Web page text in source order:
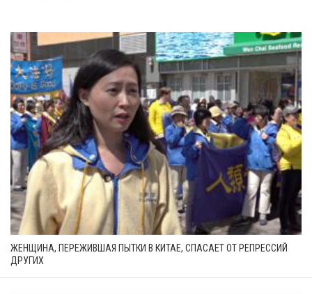
ЖЕНЩИНА, ПЕРЕЖИВШАЯ ПЫТКИ В КИТАЕ, СПАСАЕТ ОТ РЕПРЕССИЙ
ДРУГИХ